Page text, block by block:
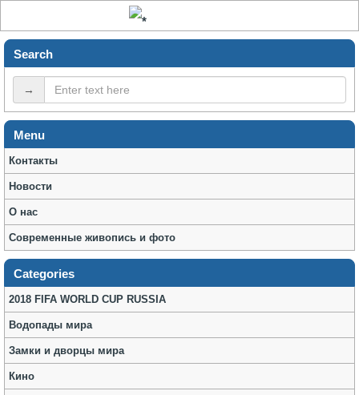
Search
→
Menu
Контакты
Новости
О нас
Современные живопись и фото
Categories
2018 FIFA WORLD CUP RUSSIA
Водопады мира
Замки и дворцы мира
Кино